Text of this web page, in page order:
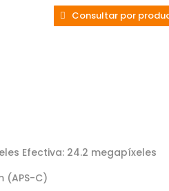
Consultar por
Efectiva: 24.2 megapíxeles
(APS-C)